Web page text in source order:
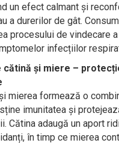
un efect calmant și
a durerilor de gât.
procesului de vindecare
infecțiilor
cătină și miere –
mierea formează o
imunitatea și
Cătina adaugă un aport
în timp ce mierea